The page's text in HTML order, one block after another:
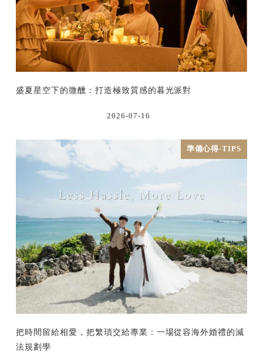
盛夏星空下的微醺：打造極致質感的暮光派對
2026-07-16
準備心得-TIPS
把時間留給相愛，把繁瑣交給專業：一場從容海外婚禮的減
法規劃學